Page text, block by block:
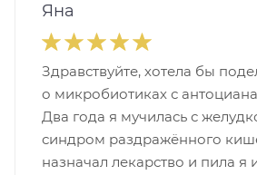
Яна
Здравствуйте, хотела бы
о микробиотиках с
Два года я мучилась с
синдром раздражённого
назначал лекарство и пила я